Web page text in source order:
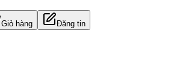
Giỏ hàng Đăng tin